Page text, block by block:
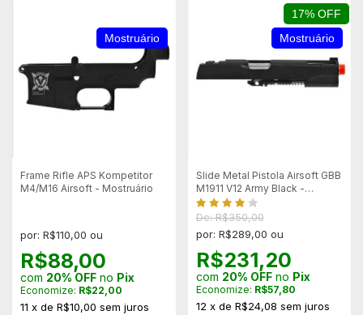
Mostruário
Frame Rifle APS Kompetitor
M4/M16 Airsoft - Mostruário
por: R$110,00 ou
R$88,00
com 20% OFF no Pix
Economize: R$22,00
11 x de R$10,00 sem juros
17% OFF
Mostruário
Slide Metal Pistola Airsoft GBB
M1911 V12 Army Black -
Mostruário
De: R$350,00
por: R$289,00 ou
R$231,20
com 20% OFFno Pix
Economize: R$57,80
12 x de R$24,08 sem juros